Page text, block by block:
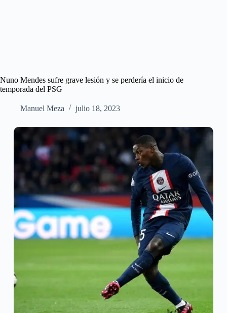
Nuno Mendes sufre grave lesión y se perdería el inicio de
temporada del PSG
Manuel Meza julio 18, 2023